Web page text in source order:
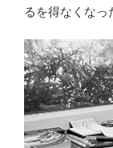
るを得なくなっ